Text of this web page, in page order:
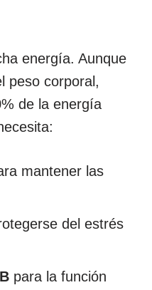
energía. Aunque
peso corporal,
de la energía
mantener las
del estrés
para la función